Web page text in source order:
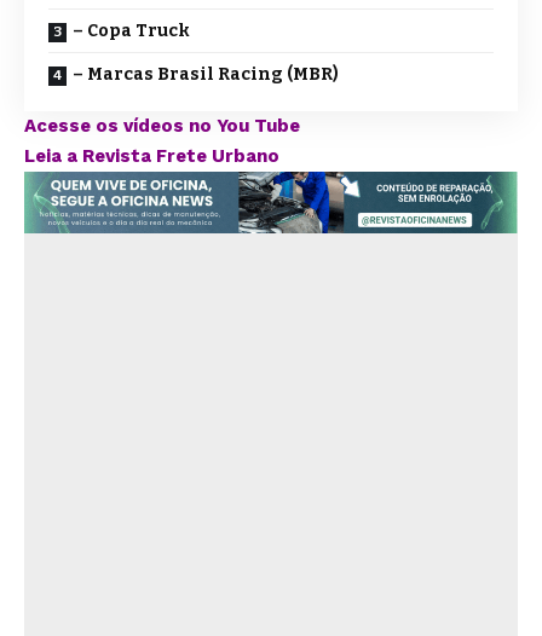
– Copa Truck
– Marcas Brasil Racing (MBR)
Acesse os vídeos no You Tube
Leia a Revista Frete Urbano